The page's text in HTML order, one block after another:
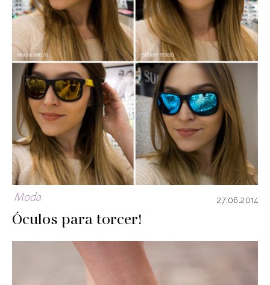
Moda 27.06.2014
Óculos para torcer!